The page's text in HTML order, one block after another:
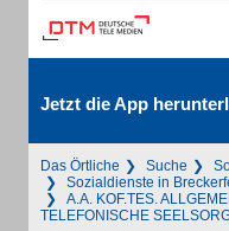
Jetzt die App
Das Örtliche Suche
Sozialdienste in
A.A. KOF.TES.
TELEFONISCHE